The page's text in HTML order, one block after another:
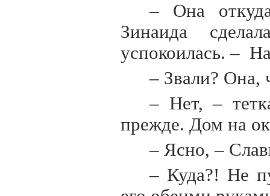
– Она
Зинаида
успокоилась. –
– Звали? Она,
– Нет, –
прежде. Дом на
– Ясно, –
– Куда?! Не